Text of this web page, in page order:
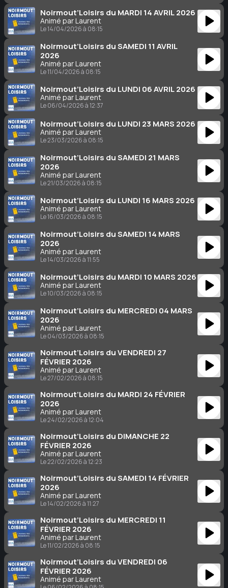
Noirmout’Loisirs du MARDI 14 AVRIL 2026
Animé par Laurent
Le 14/04/2026 à 08:15
Noirmout’Loisirs du SAMEDI 11 AVRIL
2026
Animé par Laurent
Le 11/04/2026 à 08:15
Noirmout’Loisirs du LUNDI 06 AVRIL 2026
Animé par Laurent
Le 06/04/2026 à 12:37
Noirmout’Loisirs du LUNDI 23 MARS 2026
Animé par Laurent
Le 23/03/2026 à 08:15
Noirmout’Loisirs du SAMEDI 21 MARS
2026
Animé par Laurent
Le 21/03/2026 à 08:15
Noirmout’Loisirs du LUNDI 16 MARS 2026
Animé par Laurent
Le 16/03/2026 à 08:15
Noirmout’Loisirs du SAMEDI 14 MARS
2026
Animé par Laurent
Le 14/03/2026 à 11:55
Noirmout’Loisirs du MARDI 10 MARS 2026
Animé par Laurent
Le 10/03/2026 à 08:15
Noirmout’Loisirs du MERCREDI 04 MARS
2026
Animé par Laurent
Le 04/03/2026 à 08:15
Noirmout’Loisirs du VENDREDI 27
FÉVRIER 2026
Animé par Laurent
Le 27/02/2026 à 08:15
Noirmout’Loisirs du MARDI 24 FÉVRIER
2026
Animé par Laurent
Le 24/02/2026 à 12:04
Noirmout’Loisirs du DIMANCHE 22
FÉVRIER 2026
Animé par Laurent
Le 22/02/2026 à 12:23
Noirmout’Loisirs du SAMEDI 14 FÉVRIER
2026
Animé par Laurent
Le 14/02/2026 à 11:27
Noirmout’Loisirs du MERCREDI 11
FÉVRIER 2026
Animé par Laurent
Le 11/02/2026 à 08:15
Noirmout’Loisirs du VENDREDI 06
FÉVRIER 2026
Animé par Laurent